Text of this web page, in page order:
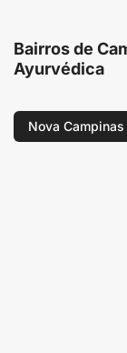
Bairros de
Ayurvédica
Nova Campinas